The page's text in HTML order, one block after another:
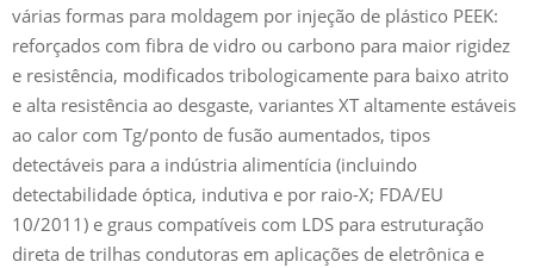
várias formas para moldagem por injeção de plástico PEEK:
reforçados com fibra de vidro ou carbono para maior rigidez
e resistência, modificados tribologicamente para baixo atrito
e alta resistência ao desgaste, variantes XT altamente estáveis
ao calor com Tg/ponto de fusão aumentados, tipos
detectáveis para a indústria alimentícia (incluindo
detectabilidade óptica, indutiva e por raio-X; FDA/EU
10/2011) e graus compatíveis com LDS para estruturação
direta de trilhas condutoras em aplicações de eletrônica e